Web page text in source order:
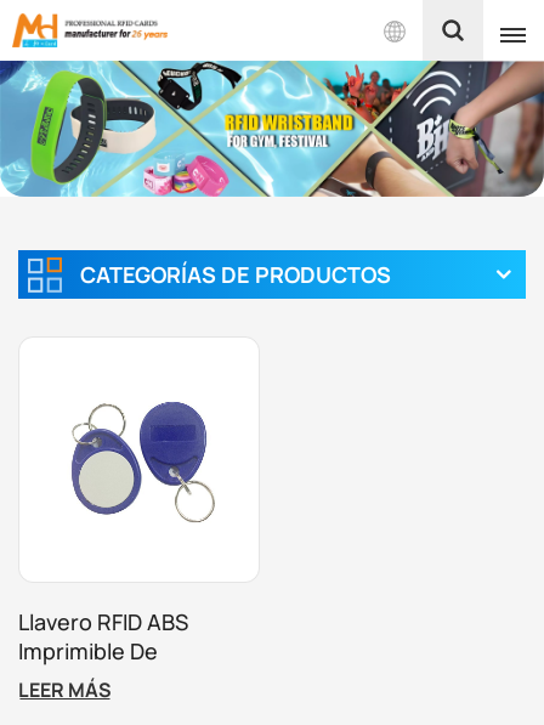
Español
English
Español
CATEGORÍAS DE PRODUCTOS
Llavero RFID ABS
Imprimible De
Proximidad De 125 KHz
Personalizado Para
LEER MÁS